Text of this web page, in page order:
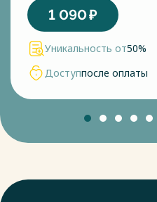
1 090₽
Уникальность от50%
Доступпосле оплаты